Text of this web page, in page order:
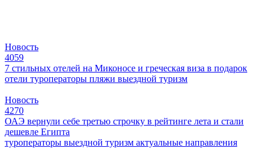
Новость
4059
7 стильных отелей на Миконосе и греческая виза в подарок
отели туроператоры пляжи выездной туризм
Новость
4270
ОАЭ вернули себе третью строчку в рейтинге лета и стали
дешевле Египта
туроператоры выездной туризм актуальные направления